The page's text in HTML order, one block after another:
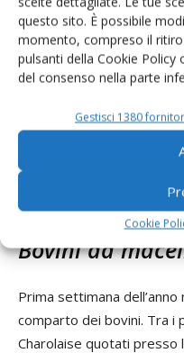
questo sito. È possibile
momento, compreso il
pulsanti della Cookie Policy
del consenso nella parte
Gestisci 1380
Cookie
Non formulato il listino
presso la piazza di
confermano, intanto,
esportazioni di Pecorino
+4,9% in volume.
all’export, si riduce il
Bovini da
Prima settimana
comparto dei bovini. Tra i
Charolaise quotati presso